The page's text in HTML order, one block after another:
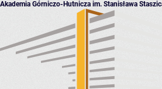
Akademia Górniczo-Hutnicza im. Stanisława